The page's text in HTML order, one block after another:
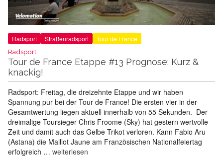
Radsport Straßenradsport Tour de France
Radsport:
Tour de France Etappe #13 Prognose: Kurz &
knackig!
Radsport: Freitag, die dreizehnte Etappe und wir haben
Spannung pur bei der Tour de France! Die ersten vier in der
Gesamtwertung liegen aktuell innerhalb von 55 Sekunden. Der
dreimalige Toursieger Chris Froome (Sky) hat gestern wertvolle
Zeit und damit auch das Gelbe Trikot verloren. Kann Fabio Aru
(Astana) die Maillot Jaune am Französischen Nationalfeiertag
erfolgreich … weiterlesen